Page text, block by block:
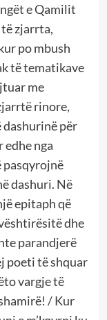
e Qamilit
zjarrta,
po mbush
të tematikave
me
rinore,
për
nga
pasqyrojnë
dashuri. Në
epitaph që
dhe
parandjerë
poeti të shquar
vargje të
/ Kur